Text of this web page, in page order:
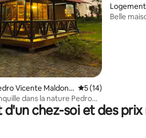
5, 8 commentaires
Vicente Maldona
Note moyenne de 5
5 (14)
dans la nature Pedro
Logement
ldonado
Belle
chez-soi et des